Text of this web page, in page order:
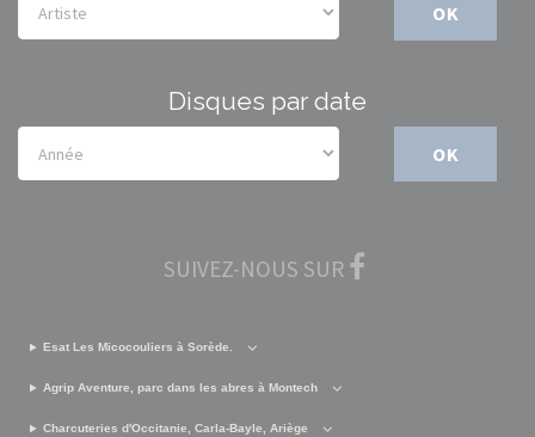
OK
Disques par date
OK
SUIVEZ-NOUS SUR
Esat Les Micocouliers à Sorède.
Agrip Aventure, parc dans les abres à Montech
Charcuteries d'Occitanie, Carla-Bayle, Ariège